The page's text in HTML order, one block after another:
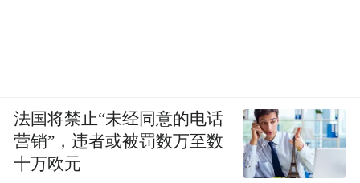
法国将禁止“未经同意的电话
营销”，违者或被罚数万至数
十万欧元